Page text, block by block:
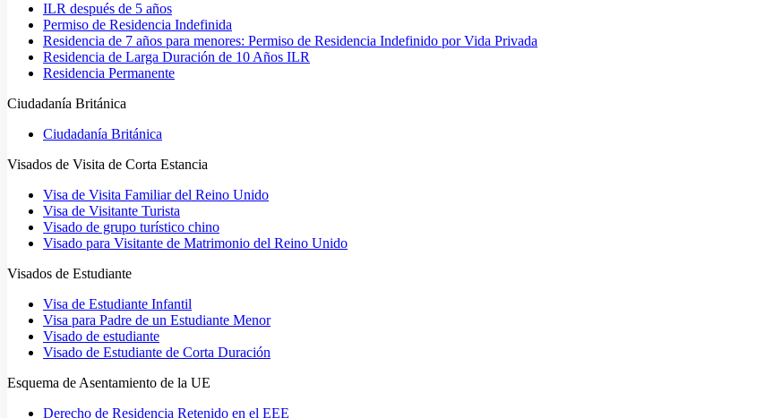
ILR después de 5 años
Permiso de Residencia Indefinida
Residencia de 7 años para menores: Permiso de Residencia Indefinido por Vida Privada
Residencia de Larga Duración de 10 Años ILR
Residencia Permanente
Ciudadanía Británica
Ciudadanía Británica
Visados de Visita de Corta Estancia
Visa de Visita Familiar del Reino Unido
Visa de Visitante Turista
Visado de grupo turístico chino
Visado para Visitante de Matrimonio del Reino Unido
Visados de Estudiante
Visa de Estudiante Infantil
Visa para Padre de un Estudiante Menor
Visado de estudiante
Visado de Estudiante de Corta Duración
Esquema de Asentamiento de la UE
Derecho de Residencia Retenido en el EEE